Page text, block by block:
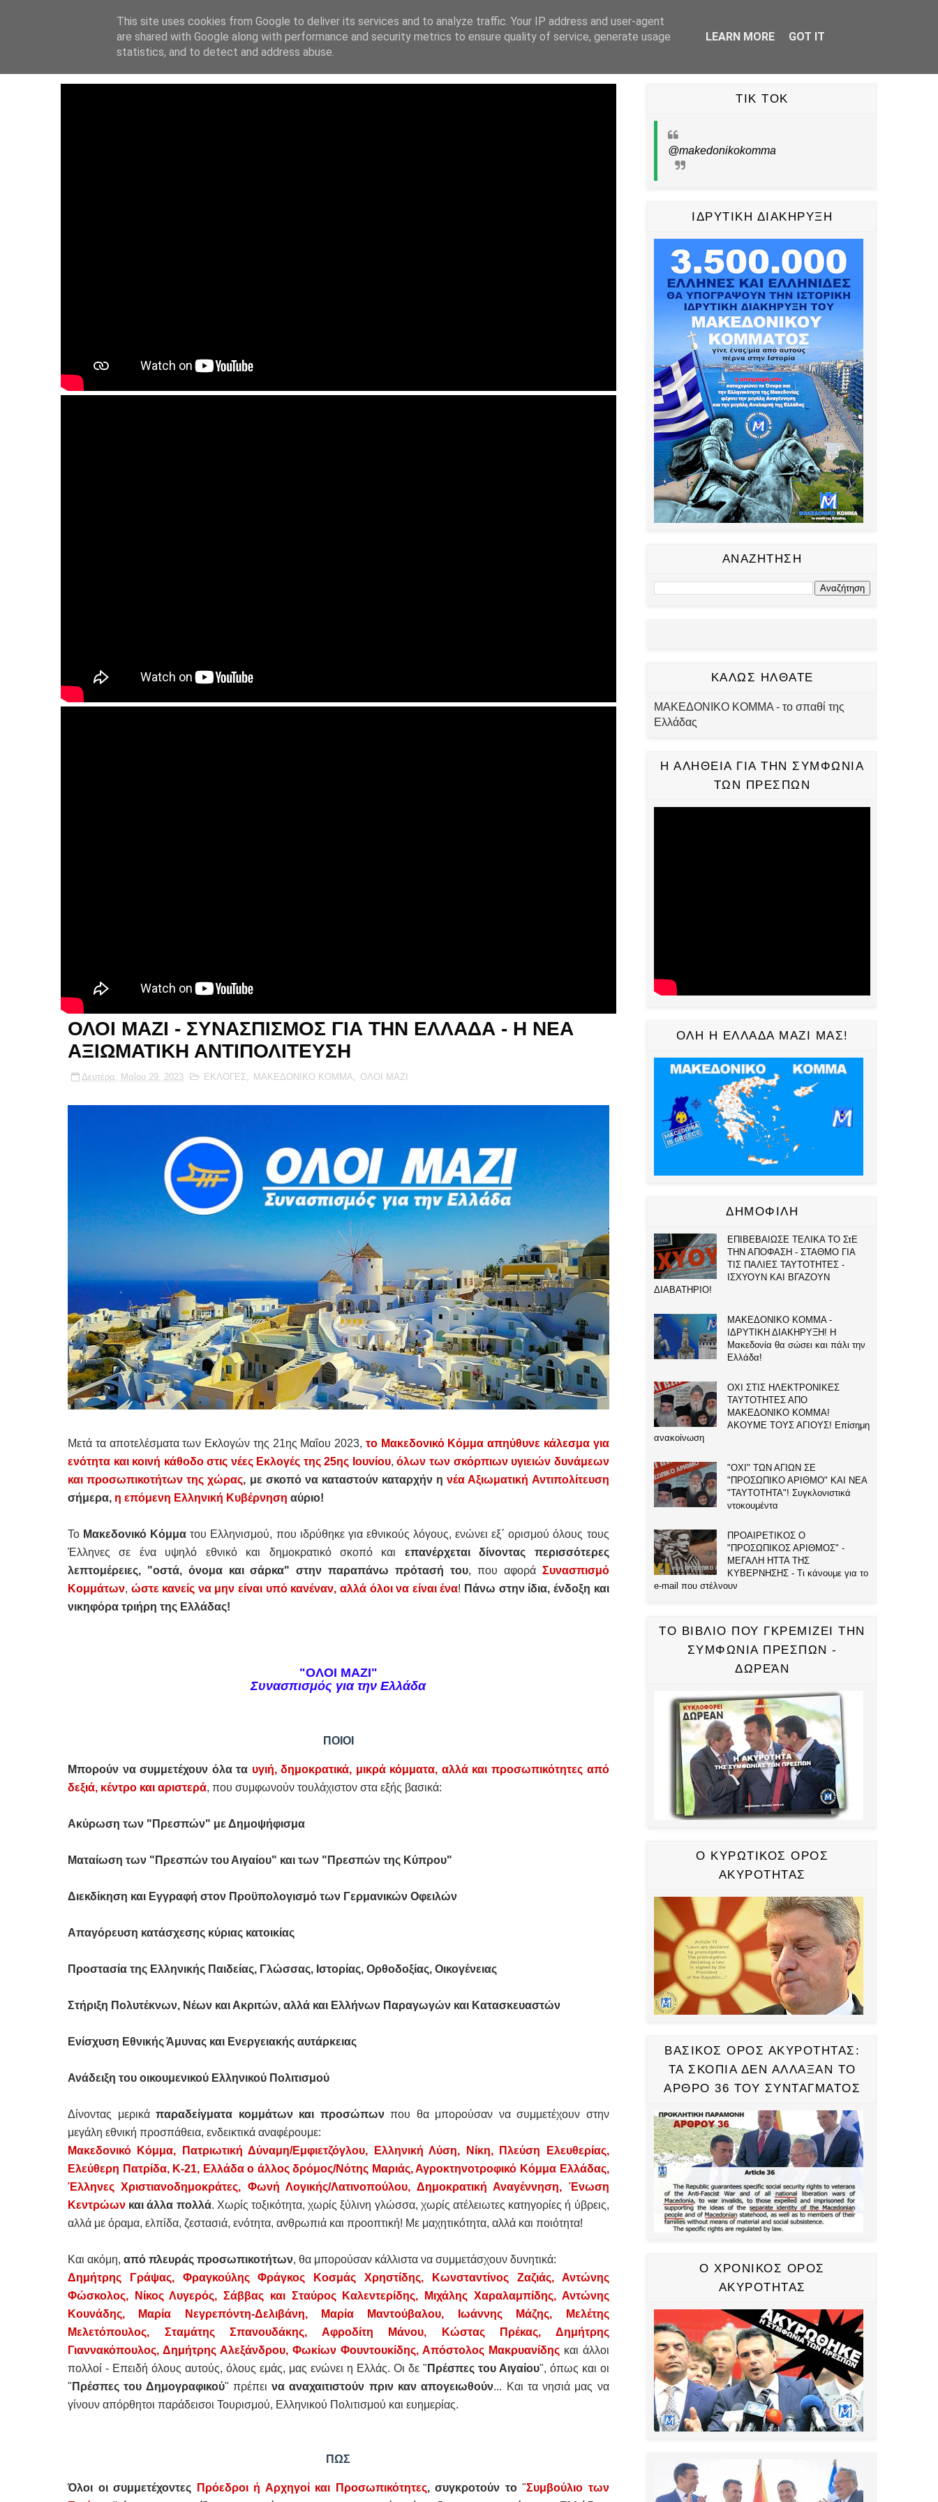
ΑΡΧΙΚΗ ΙΔΡΥΤΙΚΗ ΔΙΑΚΗΡΥΞΗ FACEBOOK X INSTAGRAM YOUTUBE TIKTOK PINTEREST ΕΠΙΚΟΙΝΩΝΙΑ
ΟΛΟΙ ΜΑΖΙ - ΣΥΝΑΣΠΙΣΜΟΣ ΓΙΑ ΤΗΝ ΕΛΛΑΔΑ - Η ΝΕΑ
ΑΞΙΩΜΑΤΙΚΗ ΑΝΤΙΠΟΛΙΤΕΥΣΗ
Δευτέρα, Μαΐου 29, 2023 ΕΚΛΟΓΕΣ, ΜΑΚΕΔΟΝΙΚΟ ΚΟΜΜΑ, ΟΛΟΙ ΜΑΖΙ
Μετά τα αποτελέσματα των Εκλογών της 21ης Μαΐου 2023, το Μακεδονικό Κόμμα απηύθυνε κάλεσμα για
ενότητα και κοινή κάθοδο στις νέες Εκλογές της 25ης Ιουνίου,όλων των σκόρπιων υγιειών δυνάμεων
και προσωπικοτήτων της χώρας, με σκοπό να καταστούν καταρχήν ηνέα Αξιωματική Αντιπολίτευση
σήμερα, η επόμενη Ελληνική Κυβέρνηση αύριο!
Το Μακεδονικό Κόμματου Ελληνισμού, που ιδρύθηκε για εθνικούς λόγους, ενώνει εξ΄ ορισμού όλους τους
Έλληνες σε ένα υψηλό εθνικό και δημοκρατικό σκοπό και επανέρχεται δίνοντας περισσότερες
λεπτομέρειες, "οστά, όνομα και σάρκα" στην παραπάνω πρότασή του, που αφορά Συνασπισμό
Κομμάτων, ώστε κανείς να μην είναι υπό κανέναν, αλλά όλοι να είναι ένα! Πάνω στην ίδια, ένδοξη και
νικηφόρα τριήρη της Ελλάδας!
"ΟΛΟΙ ΜΑΖΙ"
Συνασπισμός για την Ελλάδα
ΠΟΙΟΙ
Μπορούν να συμμετέχουν όλα τα υγιή,δημοκρατικά, μικρά κόμματα, αλλά και προσωπικότητες από
δεξιά, κέντρο και αριστερά, που συμφωνούν τουλάχιστον στα εξής βασικά:
Ακύρωση των "Πρεσπών" με Δημοψήφισμα
Ματαίωση των "Πρεσπών του Αιγαίου" και των "Πρεσπών της Κύπρου"
Διεκδίκηση και Εγγραφή στον Προϋπολογισμό των Γερμανικών Οφειλών
Απαγόρευση κατάσχεσης κύριας κατοικίας
Προστασία της Ελληνικής Παιδείας, Γλώσσας, Ιστορίας, Ορθοδοξίας, Οικογένειας
Στήριξη Πολυτέκνων, Νέων και Ακριτών, αλλά και Ελλήνων Παραγωγών και Κατασκευαστών
Ενίσχυση Εθνικής Άμυνας και Ενεργειακής αυτάρκειας
Ανάδειξη του οικουμενικού Ελληνικού Πολιτισμού
Δίνοντας μερικάπαραδείγματα κομμάτων και προσώπωνπου θα μπορούσαν να συμμετέχουν στην
μεγάλη εθνική προσπάθεια, ενδεικτικά αναφέρουμε:
Μακεδονικό Κόμμα,
Πατριωτική Δύναμη/Εμφιετζόγλου,
Ελληνική Λύση, Νίκη, Πλεύση Ελευθερίας,
Ελεύθερη Πατρίδα, Κ-21, Ελλάδα ο άλλος δρόμος/Νότης Μαριάς, Αγροκτηνοτροφικό Κόμμα Ελλάδας,
Έλληνες Χριστιανοδημοκράτες, Φωνή Λογικής/Λατινοπούλου,Δημοκρατική Αναγέννηση, Ένωση
Κεντρώων και άλλα πολλά. Χωρίς τοξικότητα, χωρίς ξύλινη γλώσσα, χωρίς ατέλειωτες κατηγορίες ή ύβρεις,
αλλά με όραμα, ελπίδα, ζεστασιά, ενότητα, ανθρωπιά και προοπτική! Με μαχητικότητα, αλλά και ποιότητα!
Και ακόμη, από πλευράς προσωπικοτήτων, θα μπορούσαν κάλλιστα να συμμετάσχουν δυνητικά:
Δημήτρης
Γράψας, Φραγκούλης Φράγκος Κοσμάς Χρηστίδης, Κωνσταντίνος Ζαζιάς, Αντώνης
Φώσκολος, Νίκος Λυγερός, Σάββας και Σταύρος Καλεντερίδης, Μιχάλης Χαραλαμπίδης, Αντώνης
Κουνάδης,
Μαρία Νεγρεπόντη-Δελιβάνη, Μαρία Μαντούβαλου, Ιωάννης Μάζης,
Μελέτης
Μελετόπουλος,
Σταμάτης Σπανουδάκης, Αφροδίτη Μάνου, Κώστας Πρέκας, Δημήτρης
Γιαννακόπουλος, Δημήτρης Αλεξάνδρου, Φωκίων Φουντουκίδης, Απόστολος Μακρυανίδης και άλλοι
πολλοί - Επειδή όλους αυτούς, όλους εμάς, μας ενώνει η Ελλάς. Οι δε " Πρέσπες του Αιγαίου", όπως και οι
" Πρέσπες του Δημογραφικού" πρέπεινα αναχαιτιστούν πριν καν απογειωθούν... Και τα νησιά μας να
γίνουν απόρθητοι παράδεισοι Τουρισμού, Ελληνικού Πολιτισμού και ευημερίας.
ΠΩΣ
Όλοι οι συμμετέχοντες Πρόεδροι ή Αρχηγοί και Προσωπικότητες, συγκροτούν το"Συμβούλιο των
TIK TOK
@makedonikokomma
ΙΔΡΥΤΙΚΗ ΔΙΑΚΗΡΥΞΗ
ΑΝΑΖΗΤΗΣΗ
ΚΑΛΩΣ ΗΛΘΑΤΕ
ΜΑΚΕΔΟΝΙΚΟ ΚΟΜΜΑ - το σπαθί της
Ελλάδας
Η ΑΛΗΘΕΙΑ ΓΙΑ ΤΗΝ ΣΥΜΦΩΝΙΑ
ΤΩΝ ΠΡΕΣΠΩΝ
ΟΛΗ Η ΕΛΛΑΔΑ ΜΑΖΙ ΜΑΣ!
ΔΗΜΟΦΙΛΗ
ΕΠΙΒΕΒΑΙΩΣΕ ΤΕΛΙΚΑ ΤΟ ΣτΕ
ΤΗΝ ΑΠΟΦΑΣΗ - ΣΤΑΘΜΟ ΓΙΑ
ΤΙΣ ΠΑΛΙΕΣ ΤΑΥΤΟΤΗΤΕΣ -
ΙΣΧΥΟΥΝ ΚΑΙ ΒΓΑΖΟΥΝ
ΔΙΑΒΑΤΗΡΙΟ!
ΜΑΚΕΔΟΝΙΚΟ ΚΟΜΜΑ -
ΙΔΡΥΤΙΚΗ ΔΙΑΚΗΡΥΞΗ! Η
Μακεδονία θα σώσει και πάλι την
Ελλάδα!
ΟΧΙ ΣΤΙΣ ΗΛΕΚΤΡΟΝΙΚΕΣ
ΤΑΥΤΟΤΗΤΕΣ ΑΠΟ
ΜΑΚΕΔΟΝΙΚΟ ΚΟΜΜΑ!
ΑΚΟΥΜΕ ΤΟΥΣ ΑΓΙΟΥΣ! Επίσημη
ανακοίνωση
"ΟΧΙ" ΤΩΝ ΑΓΙΩΝ ΣΕ
"ΠΡΟΣΩΠΙΚΟ ΑΡΙΘΜΟ" ΚΑΙ ΝΕΑ
"ΤΑΥΤΟΤΗΤΑ"! Συγκλονιστικά
ντοκουμέντα
ΠΡΟΑΙΡΕΤΙΚΟΣ Ο
"ΠΡΟΣΩΠΙΚΟΣ ΑΡΙΘΜΟΣ" -
ΜΕΓΑΛΗ ΗΤΤΑ ΤΗΣ
ΚΥΒΕΡΝΗΣΗΣ - Τι κάνουμε για το
e-mail που στέλνουν
ΤΟ ΒΙΒΛΙΟ ΠΟΥ ΓΚΡΕΜΙΖΕΙ ΤΗΝ
ΣΥΜΦΩΝΙΑ ΠΡΕΣΠΩΝ -
ΔΩΡΕΆΝ
Ο ΚΥΡΩΤΙΚΟΣ ΟΡΟΣ
ΑΚΥΡΟΤΗΤΑΣ
ΒΑΣΙΚΟΣ ΟΡΟΣ ΑΚΥΡΟΤΗΤΑΣ:
ΤΑ ΣΚΟΠΙΑ ΔΕΝ ΑΛΛΑΞΑΝ ΤΟ
ΑΡΘΡΟ 36 ΤΟΥ ΣΥΝΤΑΓΜΑΤΟΣ
Ο ΧΡΟΝΙΚΟΣ ΟΡΟΣ
ΑΚΥΡΟΤΗΤΑΣ
This site uses cookies from Google to deliver its services and to analyze traffic. Your IP address and user-agent
are shared with Google along with performance and security metrics to ensure quality of service, generate usage
statistics, and to detect and address abuse.
LEARN MORE GOT IT